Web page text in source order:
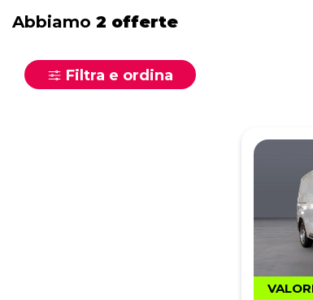
Abbiamo 2 offerte
Filtra e ordina